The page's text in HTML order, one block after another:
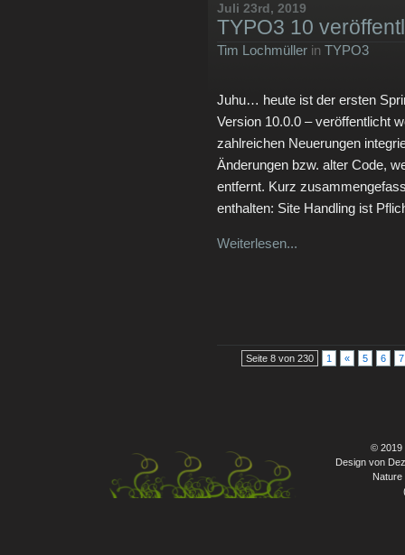
Juli 23rd, 2019
TYPO3 10
Tim Lochmüller in TYPO3
Juhu… heute ist der ersten
Version 10.0.0 – veröffentlicht
zahlreichen Neuerungen
Änderungen bzw. alter Code,
entfernt. Kurz
enthalten: Site Handling ist
Weiterlesen...
Seite 8 von 230 1 « 5 6 7
© 2019
Design von
Nature